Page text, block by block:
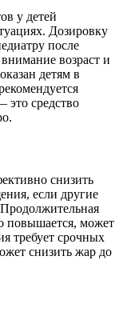
у детей
Дозировку
после
возраст и
детям в
средство
снизить
если другие
повышается, может
требует срочных
снизить жар до